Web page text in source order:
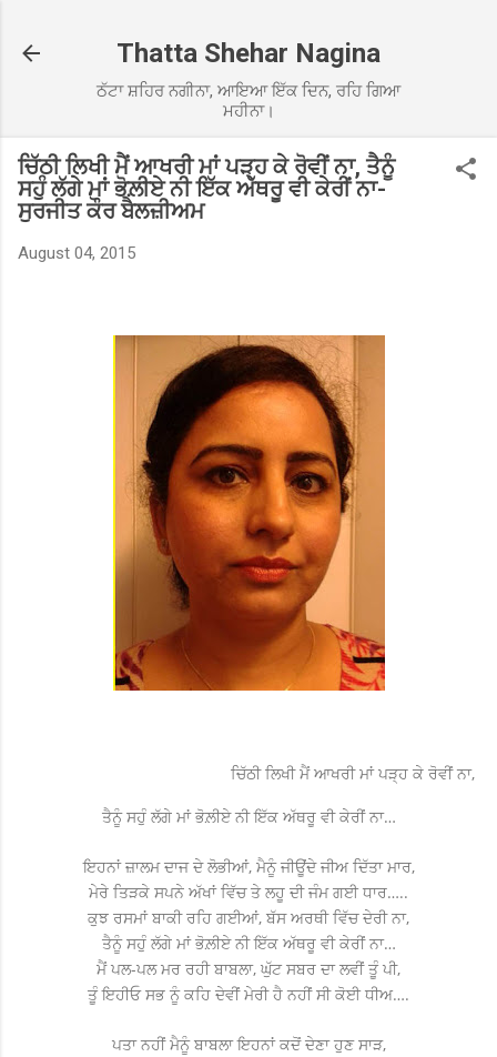
Thatta Shehar Nagina
ਠੱਟਾ ਸ਼ਹਿਰ ਨਗੀਨਾ, ਆਇਆ ਇੱਕ ਦਿਨ, ਰਹਿ ਗਿਆ
ਮਹੀਨਾ।
ਚਿੱਠੀ ਲਿਖੀ ਮੈਂ ਆਖਰੀ ਮਾਂ ਪੜ੍ਹ ਕੇ ਰੋਵੀਂ ਨਾ, ਤੈਨੂੰ
ਸਹੁੰ ਲੱਗੇ ਮਾਂ ਭੋਲ਼ੀਏ ਨੀ ਇੱਕ ਅੱਥਰੂ ਵੀ ਕੇਰੀਂ ਨਾ-
ਸੁਰਜੀਤ ਕੌਰ ਬੈਲਜ਼ੀਅਮ
August 04, 2015
ਚਿੱਠੀ ਲਿਖੀ ਮੈਂ ਆਖਰੀ ਮਾਂ ਪੜ੍ਹ ਕੇ ਰੋਵੀਂ ਨਾ,
ਤੈਨੂੰ ਸਹੁੰ ਲੱਗੇ ਮਾਂ ਭੋਲ਼ੀਏ ਨੀ ਇੱਕ ਅੱਥਰੂ ਵੀ ਕੇਰੀਂ ਨਾ…
ਇਹਨਾਂ ਜ਼ਾਲਮ ਦਾਜ ਦੇ ਲੋਭੀਆਂ, ਮੈਨੂੰ ਜੀਊਂਦੇ ਜੀਅ ਦਿੱਤਾ ਮਾਰ,
ਮੇਰੇ ਤਿੜਕੇ ਸਪਨੇ ਅੱਖਾਂ ਵਿੱਚ ਤੇ ਲਹੂ ਦੀ ਜੰਮ ਗਈ ਧਾਰ…..
ਕੁਝ ਰਸਮਾਂ ਬਾਕੀ ਰਹਿ ਗਈਆਂ, ਬੱਸ ਅਰਥੀ ਵਿੱਚ ਦੇਰੀ ਨਾ,
ਤੈਨੂੰ ਸਹੁੰ ਲੱਗੇ ਮਾਂ ਭੋਲ਼ੀਏ ਨੀ ਇੱਕ ਅੱਥਰੂ ਵੀ ਕੇਰੀਂ ਨਾ…
ਮੈਂ ਪਲ-ਪਲ ਮਰ ਰਹੀ ਬਾਬਲਾ, ਘੁੱਟ ਸਬਰ ਦਾ ਲਵੀਂ ਤੂੰ ਪੀ,
ਤੂੰ ਇਹੀਓ ਸਭ ਨੂੰ ਕਹਿ ਦੇਵੀਂ ਮੇਰੀ ਹੈ ਨਹੀਂ ਸੀ ਕੋਈ ਧੀਅ….
ਪਤਾ ਨਹੀਂ ਮੈਨੂੰ ਬਾਬਲਾ ਇਹਨਾਂ ਕਦੋਂ ਦੇਣਾ ਹੁਣ ਸਾੜ,